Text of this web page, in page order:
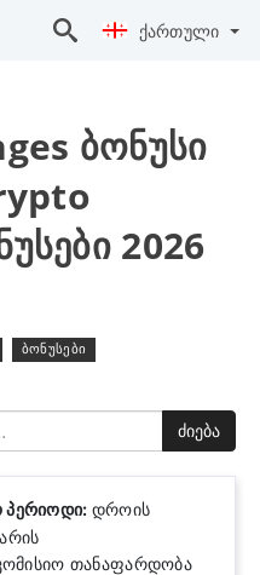
Ქართული
Ბონუსი
2026
ბონუსები
ძიება
პერიოდი: დროის
თანაფარდობა